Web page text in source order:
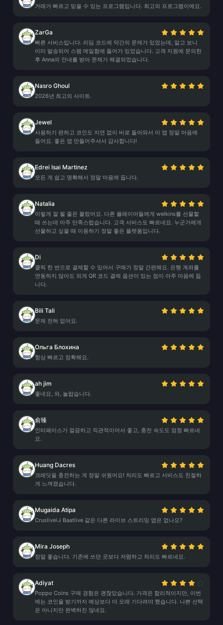
거래가 빠르고 믿을 수 있는 프로그램입니다. 최고의 프로그램이에요.
ZarGa
빠른 서비스입니다. 리딤 코드에 약간의 문제가 있었는데, 알고 보니
이미 발송되어 스팸 메일함에 들어가 있었습니다. 고객 지원에 문의한
후 Anna의 안내를 받아 문제가 해결되었습니다.
Nasro Ghoul
2026년 최고의 사이트.
Jewel
사용하기 편하고 코인도 지연 없이 바로 들어와서 이 앱 정말 마음에
들어요. 좋은 앱 만들어주셔서 감사합니다!
Edrei Isai Martinez
모든 게 쉽고 명확해서 정말 마음에 듭니다.
Natalia
이렇게 잘 될 줄은 몰랐어요. 다른 플레이어들에게 welkins를 선물할
때 쓰는데 아주 만족스럽습니다. 고객 서비스도 빠르네요. 누군가에게
선물하고 싶을 때 이용하기 정말 좋은 플랫폼입니다.
Di
클릭 한 번으로 결제할 수 있어서 구매가 정말 간편해요. 은행 계좌를
연동하지 않아도 되게 QR 코드 결제 옵션이 있는 점이 아주 마음에 듭
니다.
Bili Tali
문제 전혀 없어요.
Ольга Блохина
항상 빠르고 정확해요.
ah jim
좋네요, 와, 놀랍습니다.
俞臻
인터페이스가 깔끔하고 직관적이어서 좋고, 충전 속도도 엄청 빠르네
요.
Huang Dacres
크레딧을 충전하는 게 정말 쉬웠어요! 처리도 빠르고 서비스도 친절하
게 느껴졌습니다.
Mugaida Atipa
Cruslive나 Baatlive 같은 다른 라이브 스트리밍 앱은 없나요?
Mira Joseph
정말 좋습니다. 기존에 쓰던 곳보다 저렴하고 처리도 빠르네요.
Adiyat
Poppo Coins 구매 경험은 괜찮았습니다. 가격은 합리적이지만, 이번
에는 코인을 받기까지 예상보다 더 오래 기다려야 했습니다. 나쁜 선택
은 아니지만 완벽하진 않네요.